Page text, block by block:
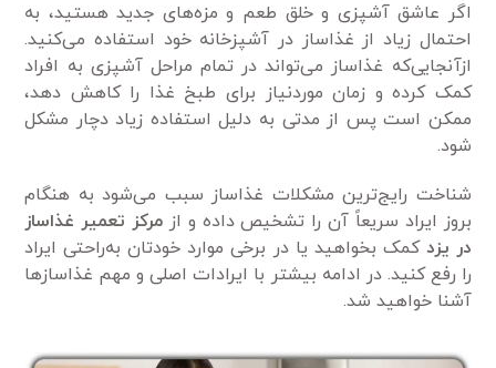
اگر عاشق آشپزی و خلق طعم و مزه‌های جدید هستید، به
احتمال زیاد از غذاساز در آشپزخانه خود استفاده می‌کنید.
ازآنجایی‌که غذاساز می‌تواند در تمام مراحل آشپزی به افراد
کمک کرده و زمان موردنیاز برای طبخ غذا را کاهش دهد،
ممکن است پس از مدتی به دلیل استفاده زیاد دچار مشکل
شود.
شناخت رایج‌ترین مشکلات غذاساز سبب می‌شود به هنگام
بروز ایراد سریعاً آن را تشخیص داده و از مرکز تعمیر غذاساز
در یزد کمک بخواهید یا در برخی موارد خودتان به‌راحتی ایراد
را رفع کنید. در ادامه بیشتر با ایرادات اصلی و مهم غذاساز‌ها
آشنا خواهید شد.